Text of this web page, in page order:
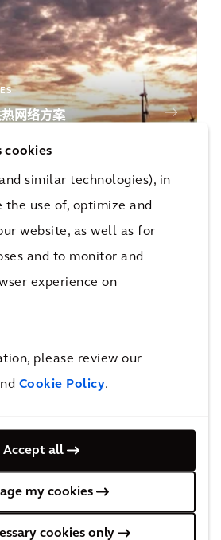
cookies
similar technologies), in
the use of, optimize and
website, as well as for
and to monitor and
experience on
please review our
Cookie Policy.
Accept all
my cookies
cookies only
网络方案
车充电基础设施
公园